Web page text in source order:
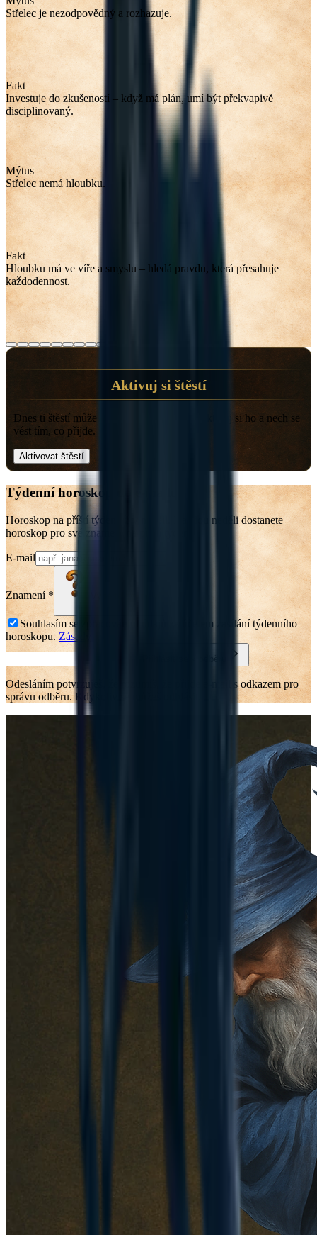
Střelec je nezodpovědný a rozhazuje.
Fakt
Investuje do zkušeností – když má plán, umí být překvapivě
disciplinovaný.
Mýtus
Střelec nemá hloubku.
Fakt
Hloubku má ve víře a smyslu – hledá pravdu, která přesahuje
každodennost.
Aktivuj si štěstí
Dnes ti štěstí může otevřít správné dveře. Aktivuj si ho a nech se
vést tím, co přijde.
Aktivovat štěstí
Týdenní horoskop do e-mailu
Horoskop na příští týden už v neděli. Každou neděli dostanete
horoskop pro své znamení na příští týden.
E-mail
Znamení *
Souhlasím se zpracováním údajů za účelem zasílání týdenního
horoskopu. Zásady
Přihlásit se k odběru
Odesláním potvrzuješ, že rozumíš, že přijde e-mail s odkazem pro
správu odběru. Kdykoliv se můžeš odhlásit.